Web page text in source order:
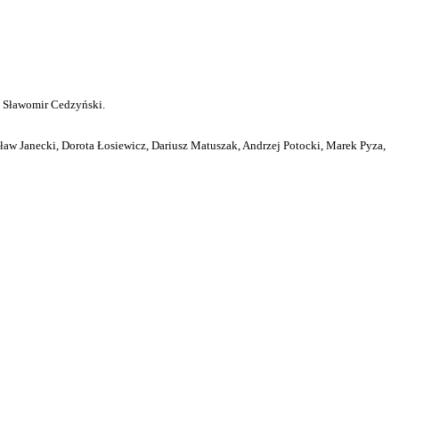
Cedzyński.
Janecki, Dorota Łosiewicz, Dariusz Matuszak, Andrzej Potocki, Marek Pyza,